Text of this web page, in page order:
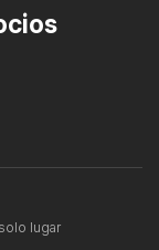
lugar